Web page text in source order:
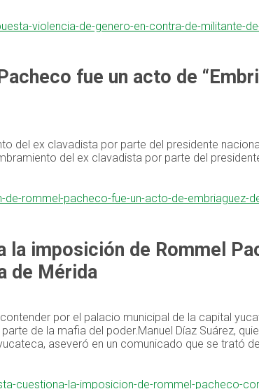
violencia-de-genero-en-contra-de-militante-
fue un acto de
del ex clavadista por parte del presidente
del ex clavadista por parte del
rommel-pacheco-fue-un-acto-de-embriaguez-
la imposición de Rommel
de Mérida
por el palacio municipal de la capital
de la mafia del poder.Manuel Díaz Suárez,
aseveró en un comunicado que se trató
cuestiona-la-imposicion-de-rommel-pacheco-